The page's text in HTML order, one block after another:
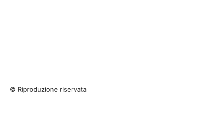
© Riproduzione riservata